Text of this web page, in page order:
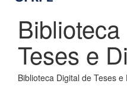
Teses e
Biblioteca Digital de Teses e